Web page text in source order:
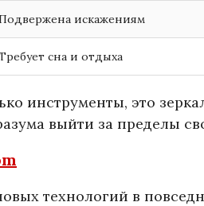
искажениям
сна и отдыха
инструменты, это
выйти за пределы
технологий в